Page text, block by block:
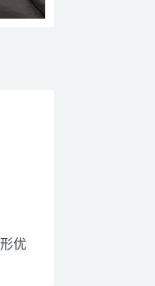
优